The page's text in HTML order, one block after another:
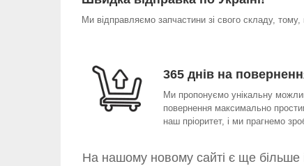
Ми відправляємо запчастини зі свого складу,
365 днів на
Ми пропонуємо унікальну
повернення максимально
наш пріоритет, і ми прагнемо
На нашому новому сайті є ще більше